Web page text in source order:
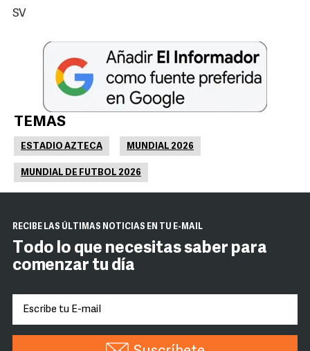
SV
TEMAS
ESTADIO AZTECA MUNDIAL 2026
MUNDIAL DE FUTBOL 2026
RECIBE LAS ÚLTIMAS NOTICIAS EN TU E-MAIL
Todo lo que necesitas saber para
comenzar tu día